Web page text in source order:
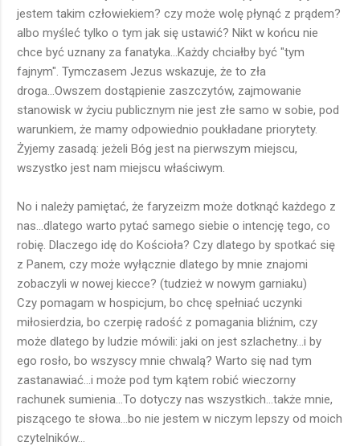
jestem takim człowiekiem? czy może wolę płynąć z prądem?
albo myśleć tylko o tym jak się ustawić? Nikt w końcu nie
chce być uznany za fanatyka...Każdy chciałby być "tym
fajnym". Tymczasem Jezus wskazuje, że to zła
droga...Owszem dostąpienie zaszczytów, zajmowanie
stanowisk w życiu publicznym nie jest złe samo w sobie, pod
warunkiem, że mamy odpowiednio poukładane priorytety.
Żyjemy zasadą: jeżeli Bóg jest na pierwszym miejscu,
wszystko jest nam miejscu właściwym.
No i należy pamiętać, że faryzeizm może dotknąć każdego z
nas...dlatego warto pytać samego siebie o intencję tego, co
robię. Dlaczego idę do Kościoła? Czy dlatego by spotkać się
z Panem, czy może wyłącznie dlatego by mnie znajomi
zobaczyli w nowej kiecce? (tudzież w nowym garniaku)
Czy pomagam w hospicjum, bo chcę spełniać uczynki
miłosierdzia, bo czerpię radość z pomagania bliźnim, czy
może dlatego by ludzie mówili: jaki on jest szlachetny...i by
ego rosło, bo wszyscy mnie chwalą? Warto się nad tym
zastanawiać...i może pod tym kątem robić wieczorny
rachunek sumienia...To dotyczy nas wszystkich...także mnie,
piszącego te słowa...bo nie jestem w niczym lepszy od moich
czytelników...